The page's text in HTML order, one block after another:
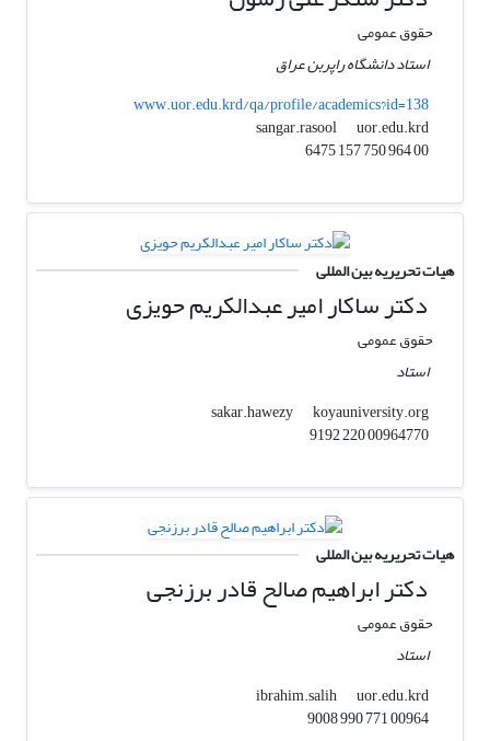
حقوق عمومی
استاد دانشگاه راپربن عراق
www.uor.edu.krd/qa/profile/academics?id=138
sangar.rasool
uor.edu.krd
00 964 750 157 6475
هیات تحریریه بین المللی
دکتر ساکار امیر عبدالکریم حویزی
حقوق عمومی
استاد
sakar.hawezy
koyauniversity.org
00964770 220 9192
هیات تحریریه بین المللی
دکتر ابراهیم صالح قادر برزنجی
حقوق عمومی
استاد
ibrahim.salih
uor.edu.krd
00964 771 990 9008